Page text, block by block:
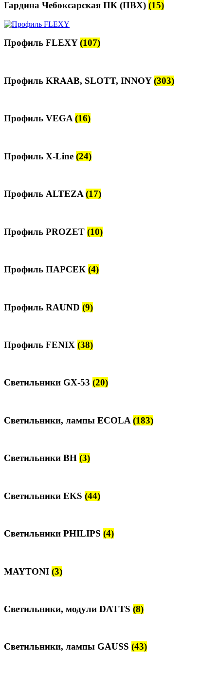
Гардина Чебоксарская ПК (ПВХ) (15)
Профиль FLEXY(107)
Профиль KRAAB, SLOTT, INNOY(303)
Профиль VEGA(16)
Профиль Х-Line (24)
Профиль ALTEZA(17)
Профиль PROZET (10)
Профиль ПАРСЕК (4)
Профиль RAUND (9)
Профиль FENIX (38)
Светильники GX-53 (20)
Светильники, лампы ECOLA (183)
Светильники BH (3)
Светильники EKS (44)
Светильники PHILIPS (4)
MAYTONI (3)
Светильники, модули DATTS (8)
Светильники, лампы GAUSS (43)